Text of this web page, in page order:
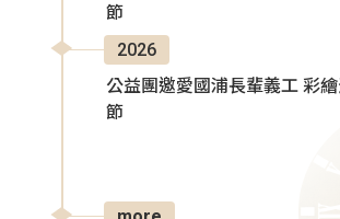
節
2026
公益團邀愛國浦長輩義工 彩
節